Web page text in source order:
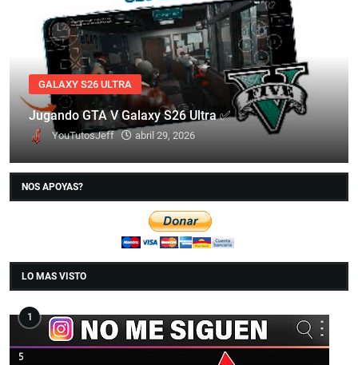
GALAXY S26 ULTRA
Jugando GTA V Galaxy S26 Ultra ✅
YouTutosJeff abril 29, 2026
NOS APOYAS?
LO MAS VISTO